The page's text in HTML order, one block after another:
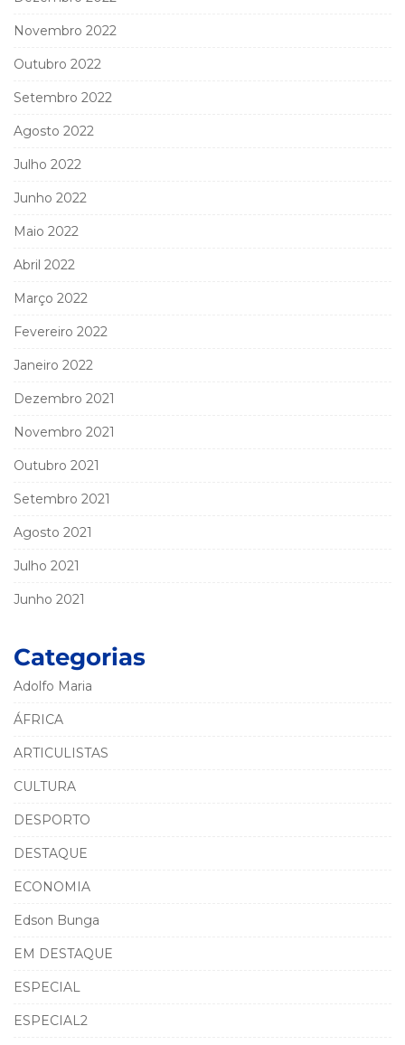
Novembro 2022
Outubro 2022
Setembro 2022
Agosto 2022
Julho 2022
Junho 2022
Maio 2022
Abril 2022
Março 2022
Fevereiro 2022
Janeiro 2022
Dezembro 2021
Novembro 2021
Outubro 2021
Setembro 2021
Agosto 2021
Julho 2021
Junho 2021
Categorias
Adolfo Maria
ÁFRICA
ARTICULISTAS
CULTURA
DESPORTO
DESTAQUE
ECONOMIA
Edson Bunga
EM DESTAQUE
ESPECIAL
ESPECIAL2